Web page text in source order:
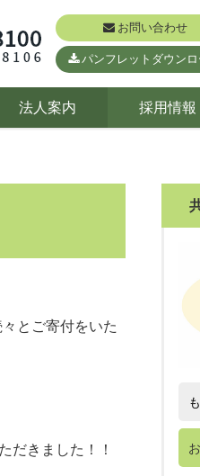
お問い合わせ
パンフレットダウンロ
法人案内 採用情報
とご寄付をいた
だきました！！